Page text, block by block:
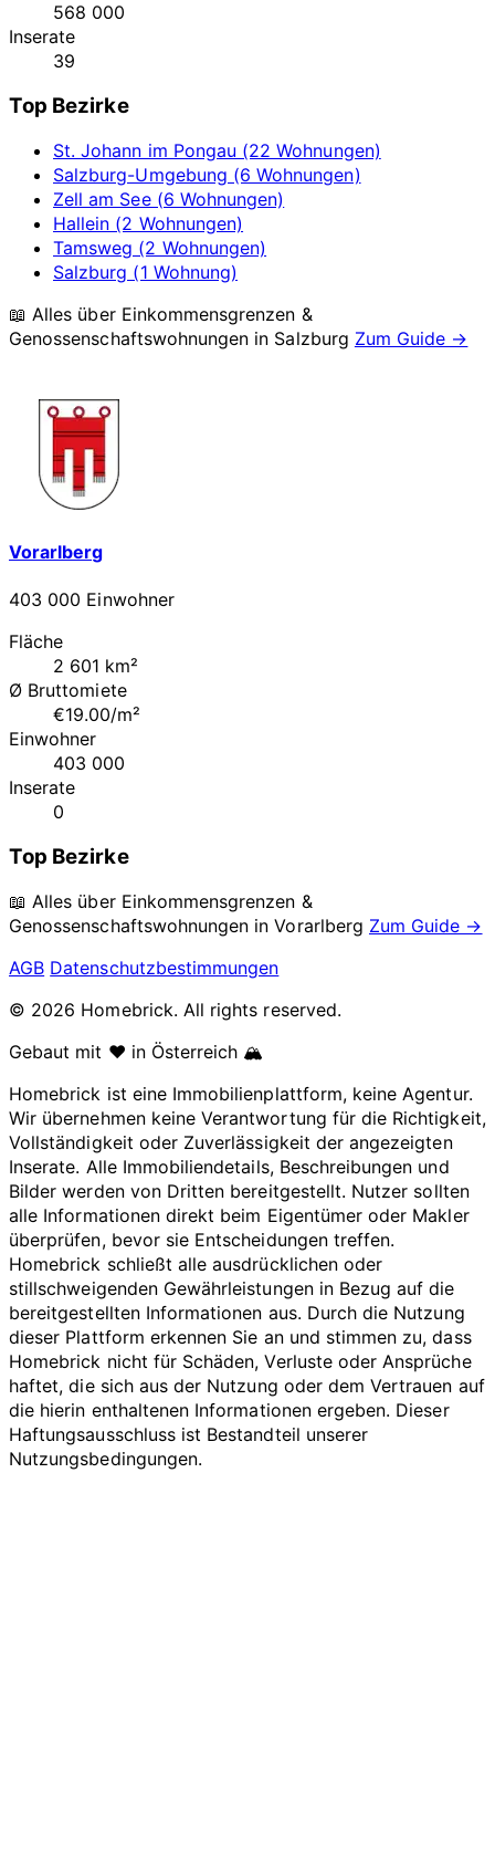
568 000
Inserate
39
Top Bezirke
St. Johann im Pongau (22 Wohnungen)
Salzburg-Umgebung (6 Wohnungen)
Zell am See (6 Wohnungen)
Hallein (2 Wohnungen)
Tamsweg (2 Wohnungen)
Salzburg (1 Wohnung)
📖 Alles über Einkommensgrenzen &
Genossenschaftswohnungen in Salzburg Zum Guide →
Vorarlberg
403 000 Einwohner
Fläche
2 601 km²
Ø Bruttomiete
€19.00/m²
Einwohner
403 000
Inserate
0
Top Bezirke
📖 Alles über Einkommensgrenzen &
Genossenschaftswohnungen inVorarlberg Zum Guide →
AGB Datenschutzbestimmungen
© 2026 Homebrick. All rights reserved.
Gebaut mit ❤️ in Österreich 🏔️
Homebrick ist eine Immobilienplattform, keine Agentur.
Wir übernehmen keine Verantwortung für die Richtigkeit,
Vollständigkeit oder Zuverlässigkeit der angezeigten
Inserate. Alle Immobiliendetails, Beschreibungen und
Bilder werden von Dritten bereitgestellt. Nutzer sollten
alle Informationen direkt beim Eigentümer oder Makler
überprüfen, bevor sie Entscheidungen treffen.
Homebrick schließt alle ausdrücklichen oder
stillschweigenden Gewährleistungen in Bezug auf die
bereitgestellten Informationen aus. Durch die Nutzung
dieser Plattform erkennen Sie an und stimmen zu, dass
Homebrick nicht für Schäden, Verluste oder Ansprüche
haftet, die sich aus der Nutzung oder dem Vertrauen auf
die hierin enthaltenen Informationen ergeben. Dieser
Haftungsausschluss ist Bestandteil unserer
Nutzungsbedingungen.